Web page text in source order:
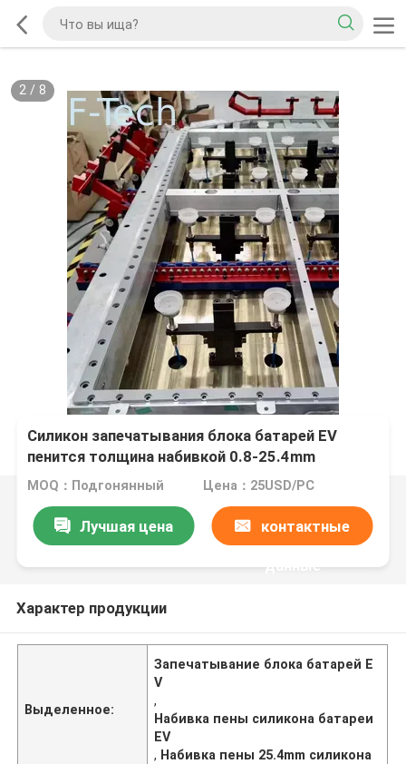
2/ 8
Силикон запечатывания блока батарей EV
пенится толщина набивкой 0.8-25.4mm
MOQ：Подгонянный Цена：25USD/PC
Лучшая цена контактные
данные
Характер продукции
Выделенное:
Запечатывание блока батарей E
V
,
Набивка пены силикона батареи
EV
, Набивка пены 25.4mm силикона